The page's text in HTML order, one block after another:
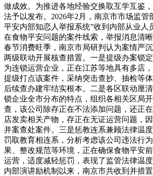
做成效。为推进各地经验交换取互学互鉴
法予以发布。2026年2月，南京市市场监管
平安内部知恋人举报系统”收到内部从业人
在食物平安问题的案件线索，举报消息清
春节消费旺季，南京市局研判认为案情严
两级联动开展核查措置。一是提级办案锁
为连锁运营企业，正在江苏等地具有多店
提级打点该案件，采纳突击查抄、抽检等
后续查办建牢结实根本。二是各区联动厘
锁企业全市分布的特点，组织各相关区局
查，该公司除存正在不法添加问题，还正
店发卖相关产物，存正在无证运营问题，
并案查处案件。三是惩教连系兼顾法律温
罚取教育相连系，分析考虑该公司违法行
果、整改规范等环境，正在确保食物平安
运营，适度减轻惩罚，表现了监管法律温
内部演讲励机制以来，南京市共收到并措